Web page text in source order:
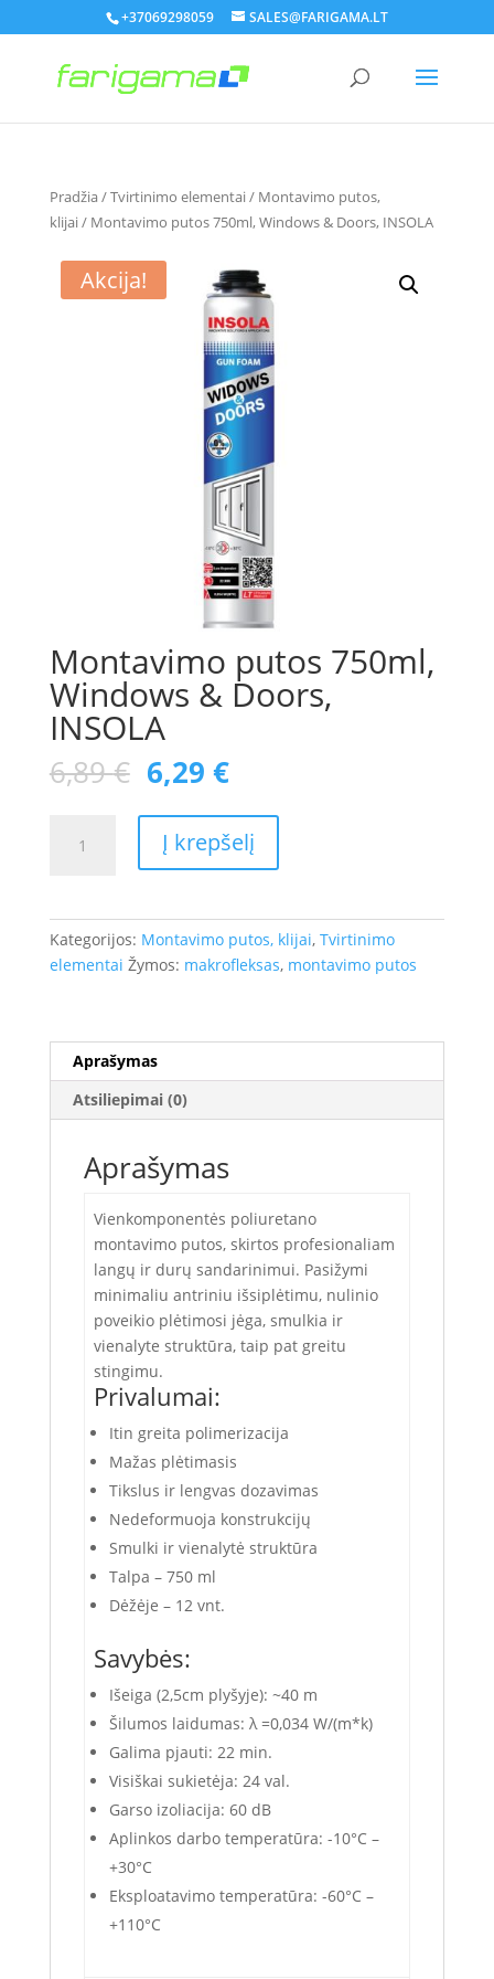
+37069298059 SALES@FARIGAMA.LT
Pradžia/Tvirtinimo elementai/ Montavimo putos,
klijai/ Montavimo putos 750ml, Windows & Doors, INSOLA
Akcija!
Montavimo putos 750ml,
Windows & Doors,
INSOLA
6,89€ 6,29 €
kiekis:
Windows
Į krepšelį
Kategorijos: Montavimo putos, klijai, Tvirtinimo
elementai Žymos: makrofleksas, montavimo putos
Aprašymas
Atsiliepimai (0)
Aprašymas
Vienkomponentės poliuretano
montavimo putos, skirtos profesionaliam
langų ir durų sandarinimui. Pasižymi
minimaliu antriniu išsiplėtimu, nulinio
poveikio plėtimosi jėga, smulkia ir
vienalyte struktūra, taip pat greitu
stingimu.
Privalumai:
Itin greita polimerizacija
Mažas plėtimasis
Tikslus ir lengvas dozavimas
Nedeformuoja konstrukcijų
Smulki ir vienalytė struktūra
Talpa – 750 ml
Dėžėje – 12 vnt.
Savybės:
Išeiga (2,5cm plyšyje): ~40 m
Šilumos laidumas: λ =0,034 W/(m*k)
Galima pjauti: 22 min.
Visiškai sukietėja: 24 val.
Garso izoliacija: 60 dB
Aplinkos darbo temperatūra: -10°C –
+30°C
Eksploatavimo temperatūra: -60°C –
+110°C